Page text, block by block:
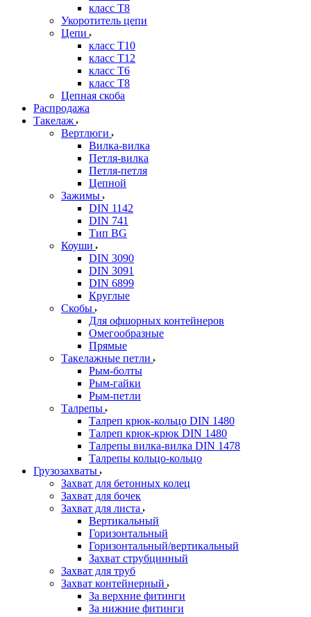
класс Т8
Укоротитель цепи
Цепи
класс Т10
класс Т12
класс Т6
класс Т8
Цепная скоба
Распродажа
Такелаж
Вертлюги
Вилка-вилка
Петля-вилка
Петля-петля
Цепной
Зажимы
DIN 1142
DIN 741
Тип BG
Коуши
DIN 3090
DIN 3091
DIN 6899
Круглые
Скобы
Для офшорных контейнеров
Омегообразные
Прямые
Такелажные петли
Рым-болты
Рым-гайки
Рым-петли
Талрепы
Талреп крюк-кольцо DIN 1480
Талреп крюк-крюк DIN 1480
Талрепы вилка-вилка DIN 1478
Талрепы кольцо-кольцо
Грузозахваты
Захват для бетонных колец
Захват для бочек
Захват для листа
Вертикальный
Горизонтальный
Горизонтальный/вертикальный
Захват струбцинный
Захват для труб
Захват контейнерный
За верхние фитинги
За нижние фитинги